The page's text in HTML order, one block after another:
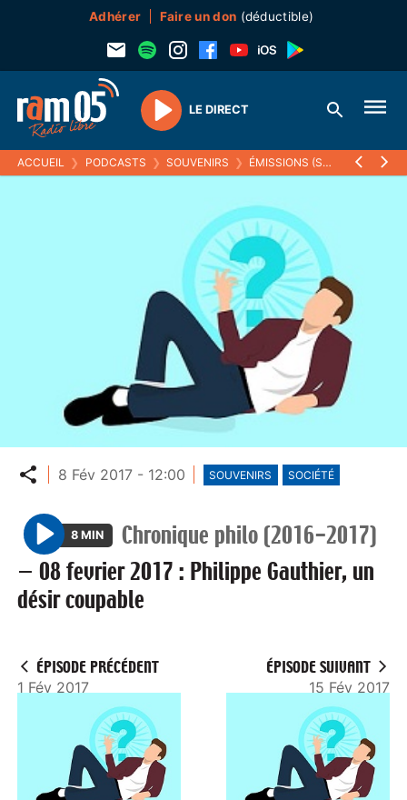
Adhérer Faire un don (déductible)
Play
LE DIRECT
ACCUEIL ❯ PODCASTS ❯ SOUVENIRS ❯ ÉMISSIONS (SOUVENIRS) ❯
Partager
8 Fév 2017 - 12:00 SOUVENIRS SOCIÉTÉ
P
l
a
8 MIN
Chronique philo (2016-2017)
—08 fevrier 2017 : Philippe Gauthier, un
désir coupable
ÉPISODE PRÉCÉDENT
1 Fév 2017
ÉPISODE SUIVANT
15 Fév 2017